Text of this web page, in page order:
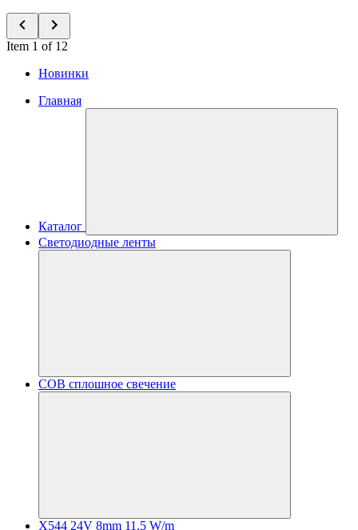
Item 1 of 12
Новинки
Главная
Каталог
Светодиодные ленты
COB сплошное свечение
X544 24V 8mm 11.5 W/m